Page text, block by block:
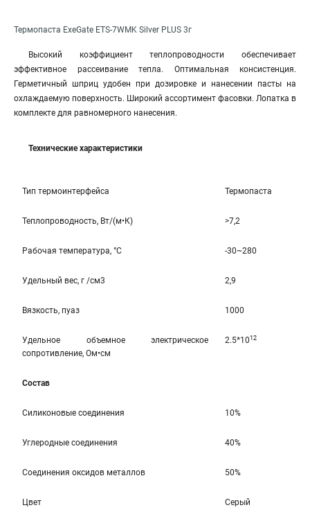
Термопаста ExeGate ETS-7WMK Silver PLUS 3г
Высокий коэффициент теплопроводности обеспечивает
эффективное рассеивание тепла. Оптимальная консистенция.
Герметичный шприц удобен при дозировке и нанесении пасты на
охлаждаемую поверхность. Широкий ассортимент фасовки. Лопатка в
комплекте для равномерного нанесения.
Технические характеристики
Тип термоинтерфейса Термопаста
Теплопроводность, Вт/(м•К) >7,2
Рабочая температура, °C -30~280
Удельный вес, г /см3 2,9
Вязкость, пуаз 1000
Удельное объемное электрическое
сопротивление, Ом•см
2.5*1012
Состав
Силиконовые соединения 10%
Углеродные соединения 40%
Соединения оксидов металлов 50%
Цвет Серый